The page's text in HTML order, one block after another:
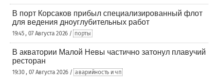
В порт Корсаков прибыл специализированный флот
для ведения дноуглубительных работ
19:45 , 07 Августа 2026 / порты
В акватории Малой Невы частично затонул плавучий
ресторан
19:30 , 07 Августа 2026 / аварийность и чп